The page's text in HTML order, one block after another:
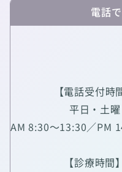
電話
【電話受付時
平日・土曜
AM 8:30～13:30／PM
【診療時間】